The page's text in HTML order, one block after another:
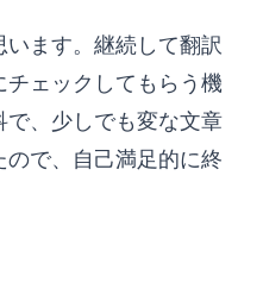
ます。継続して翻訳
ェックしてもらう機
、少しでも変な文章
で、自己満足的に終